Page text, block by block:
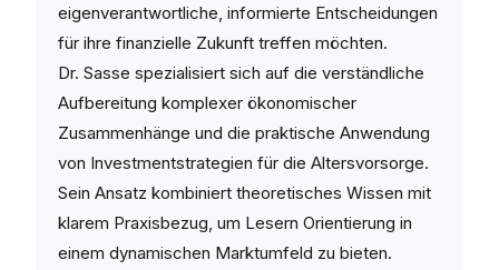
eigenverantwortliche, informierte Entscheidungen
für ihre finanzielle Zukunft treffen möchten.
Dr. Sasse spezialisiert sich auf die verständliche
Aufbereitung komplexer ökonomischer
Zusammenhänge und die praktische Anwendung
von Investmentstrategien für die Altersvorsorge.
Sein Ansatz kombiniert theoretisches Wissen mit
klarem Praxisbezug, um Lesern Orientierung in
einem dynamischen Marktumfeld zu bieten.